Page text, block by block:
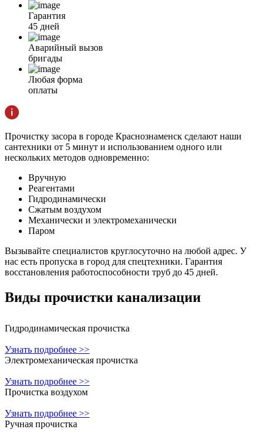
Гарантия
45 дней
Аварийный вызов
бригады
Любая форма
оплаты
Прочистку засора в городе Краснознаменск сделают наши
сантехники от 5 минут и использованием одного или
нескольких методов одновременно:
Вручную
Реагентами
Гидродинамически
Сжатым воздухом
Механически и электромеханически
Паром
Вызывайте специалистов круглосуточно на любой адрес. У
нас есть пропуска в город для спецтехники. Гарантия
восстановления работоспособности труб до 45 дней.
Виды прочистки канализации
Гидродинамическая прочистка
Узнать подробнее >>
Электромеханическая прочистка
Узнать подробнее >>
Прочистка воздухом
Узнать подробнее >>
Ручная прочистка